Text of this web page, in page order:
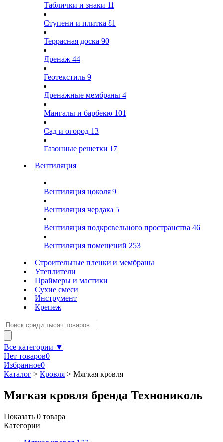
Таблички и знаки 11
Ступени и плитка 81
Террасная доска 90
Дренаж 44
Геотекстиль 9
Дренажные мембраны 4
Мангалы и барбекю 101
Сад и огород 13
Газонные решетки 17
Вентиляция
Вентиляция цоколя 9
Вентиляция чердака 5
Вентиляция подкровельного пространства 46
Вентиляция помещений 253
Строительные пленки и мембраны
Утеплители
Праймеры и мастики
Сухие смеси
Инструмент
Крепеж
Все категории ▼
Нет товаров0
Избранное0
Каталог > Кровля > Мягкая кровля
Мягкая кровля бренда Технониколь
Показать 0 товара
Категории